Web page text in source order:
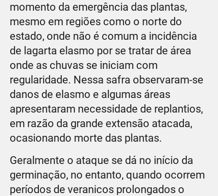
momento da emergência das plantas,
mesmo em regiões como o norte do
estado, onde não é comum a incidência
de lagarta elasmo por se tratar de área
onde as chuvas se iniciam com
regularidade. Nessa safra observaram-se
danos de elasmo e algumas áreas
apresentaram necessidade de replantios,
em razão da grande extensão atacada,
ocasionando morte das plantas.
Geralmente o ataque se dá no início da
germinação, no entanto, quando ocorrem
períodos de veranicos prolongados o